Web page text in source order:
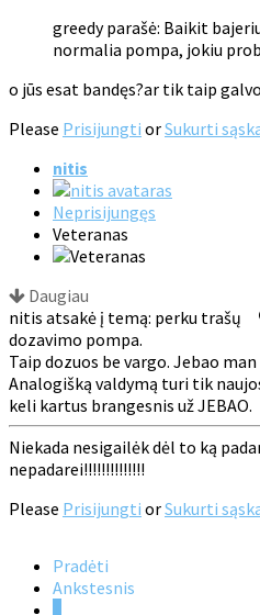
greedy parašė: Baikit
normalia pompa, jokiu
o jūs esat bandęs?ar tik taip
Please Prisijungti orSukurti
nitis
Neprisijungęs
Veteranas
Daugiau
nitis atsakė į temą: perku trašų
dozavimo pompa.
Taip dozuos be vargo. Jebao
Analogišką valdymą turi tik
keli kartus brangesnis už JEBAO.
Niekada nesigailėk dėl to ką
nepadarei!!!!!!!!!!!!!!
Please Prisijungti orSukurti
Pradėti
Ankstesnis